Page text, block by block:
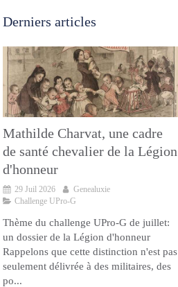
Derniers articles
Mathilde Charvat, une cadre
de santé chevalier de la Légion
d'honneur
29 Juil 2026
Genealuxie
Challenge UPro-G
Thème du challenge UPro-G de juillet:
un dossier de la Légion d'honneur
Rappelons que cette distinction n'est pas
seulement délivrée à des militaires, des
po...